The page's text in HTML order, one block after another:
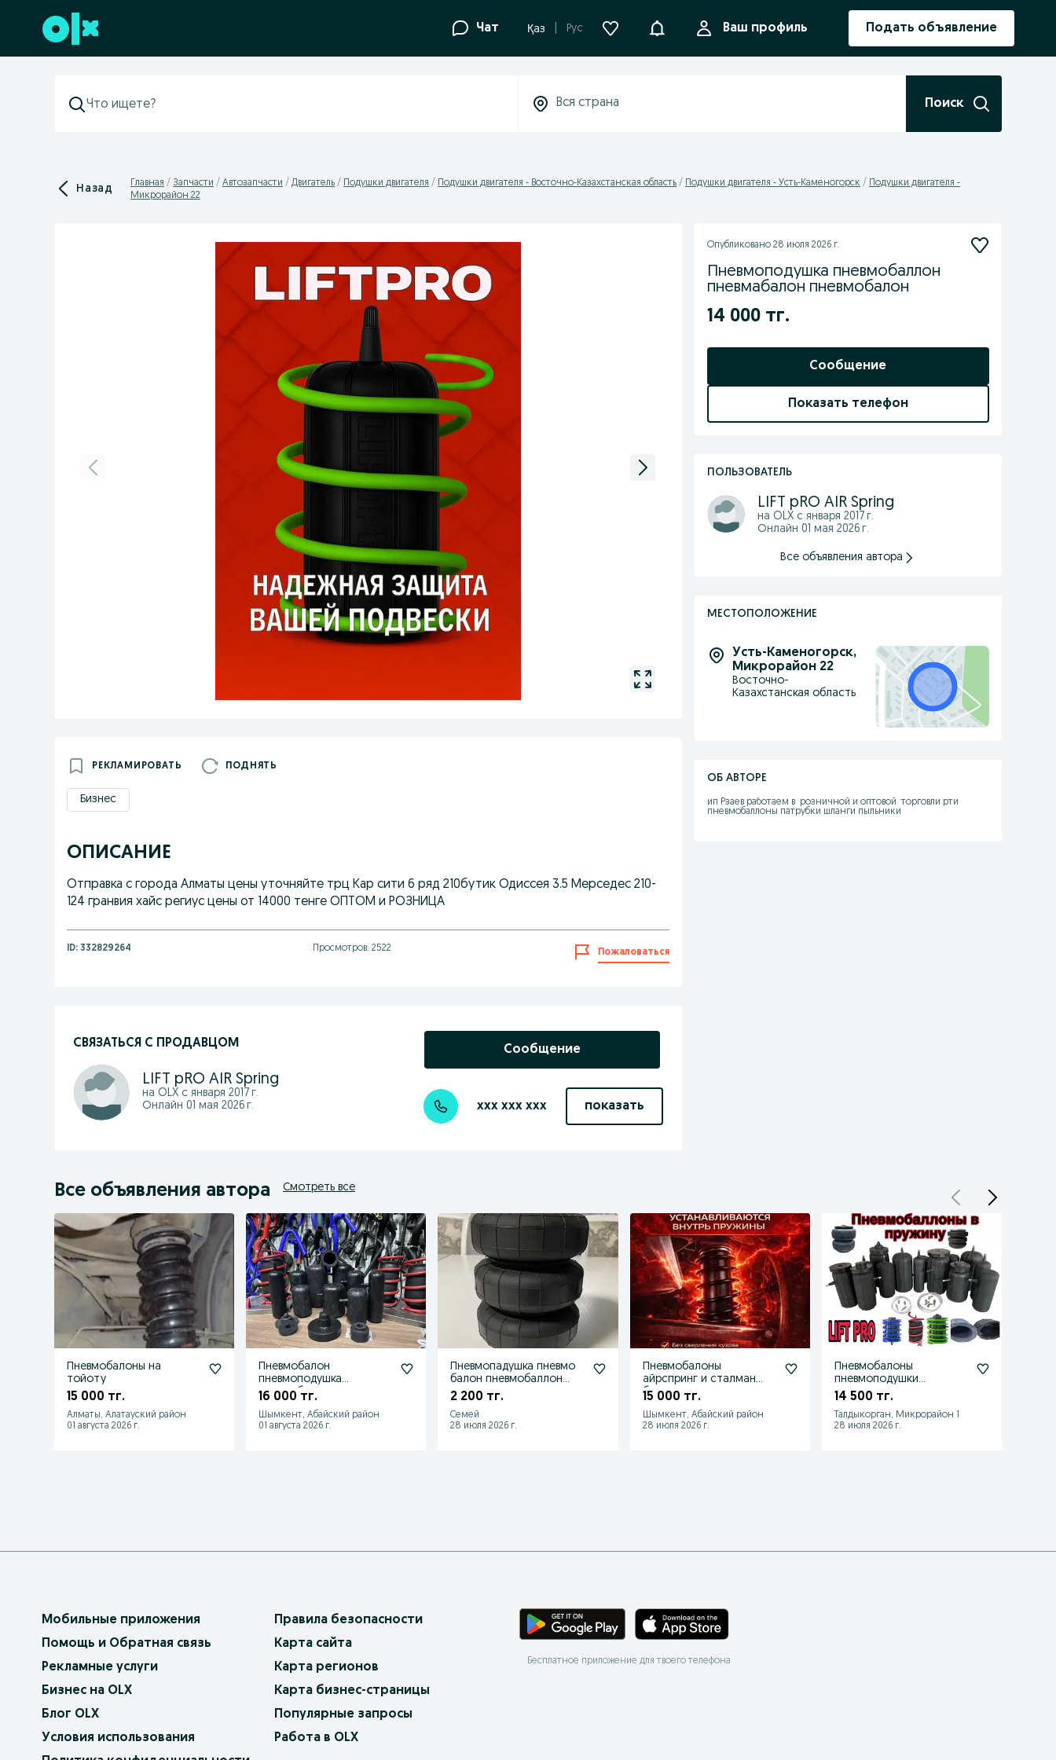
Перейти к нижнему колонтитулу Чат Қаз Рус УведомленияВаш профиль Подать объявление
Поиск
Назад Главная Запчасти Автозапчасти Двигатель Подушки двигателя Подушки двигателя - Восточно-Казахстанская область Подушки двигателя - Усть-Каменогорск
Подушки двигателя -
Микрорайон 22
РЕКЛАМИРОВАТЬ ПОДНЯТЬ
Бизнес
ОПИСАНИЕ
Отправка с города Алматы цены уточняйте трц Кар сити 6 ряд 210бутик Одиссея 3.5 Мерседес 210-
124 гранвия хайс региус цены от 14000 тенге ОПТОМ и РОЗНИЦА
ID: 332829264 Просмотров: 2522 Пожаловаться
СВЯЗАТЬСЯ С ПРОДАВЦОМ
LIFT pRO AIR Spring
на OLX с января 2017 г.
Онлайн 01 мая 2026 г.
Сообщение
xxx xxx xxx показать
Опубликовано 28 июля 2026 г.
Пневмоподушка пневмобаллон
пневмабалон пневмобалон
14 000 тг.
Сообщение
Показать телефон
ПОЛЬЗОВАТЕЛЬ
LIFT pRO AIR Spring
на OLX с января 2017 г.
Онлайн 01 мая 2026 г.
Все объявления автора
МЕСТОПОЛОЖЕНИЕ
Усть-Каменогорск,
Микрорайон 22
Восточно-
Казахстанская область
ОБ АВТОРЕ
ип Рзаев работаем в  розничной и оптовой  торговли рти
пневмобаллоны патрубки шланги пыльники
Все объявления автора Смотреть все
Пневмобалоны на
тойоту
15 000 тг.
Алматы, Алатауский район
01 августа 2026 г.
Пневмобалон
пневмоподушка
пневмобаллоны для
16 000 тг.
Шымкент, Абайский район
01 августа 2026 г.
Пневмопадушка пневмо
балон пневмобаллон
пневморессора
2 200 тг.
Семей
28 июля 2026 г.
Пневмобалоны
айрспринг и сталман
блекстоун
15 000 тг.
Шымкент, Абайский район
28 июля 2026 г.
Пневмобалоны
пневмоподушки
пневморессора
14 500 тг.
Талдыкорган, Микрорайон 1
28 июля 2026 г.
Мобильные приложения
Помощь и Обратная связь
Рекламные услуги
Бизнес на OLX
Блог OLX
Условия использования
Правила безопасности
Карта сайта
Карта регионов
Карта бизнес-страницы
Популярные запросы
Работа в OLX
Бесплатное приложение для твоего телефона